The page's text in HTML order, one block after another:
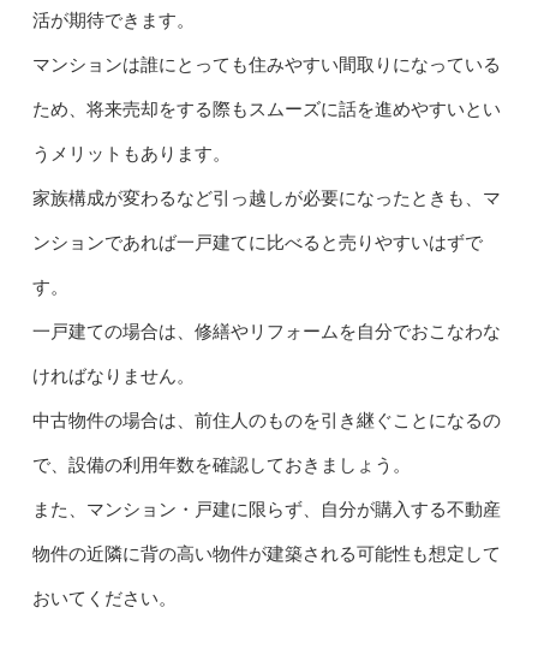
活が期待できます。
マンションは誰にとっても住みやすい間取りになっている
ため、将来売却をする際もスムーズに話を進めやすいとい
うメリットもあります。
家族構成が変わるなど引っ越しが必要になったときも、マ
ンションであれば一戸建てに比べると売りやすいはずで
す。
一戸建ての場合は、修繕やリフォームを自分でおこなわな
ければなりません。
中古物件の場合は、前住人のものを引き継ぐことになるの
で、設備の利用年数を確認しておきましょう。
また、マンション・戸建に限らず、自分が購入する不動産
物件の近隣に背の高い物件が建築される可能性も想定して
おいてください。